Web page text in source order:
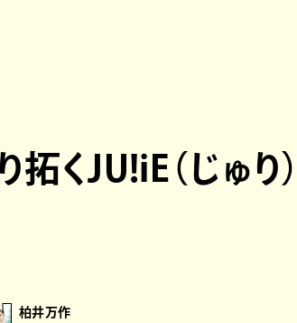
くJU!iE（じゅり
柏井万作